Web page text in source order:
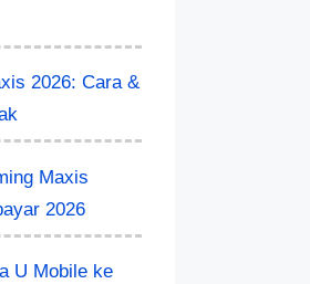
2026: Cara &
Maxis
2026
U Mobile ke